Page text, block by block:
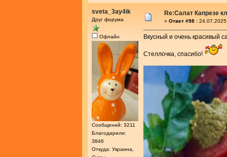
sveta_3ay4ik
Друг форума
Офлайн
Сообщений: 3211
Благодарили:
3846
Откуда: Украина,
Re:Салат Капрезе
« Ответ #98 :
Вкусный и очень красивый
Стеллочка, спасибо!